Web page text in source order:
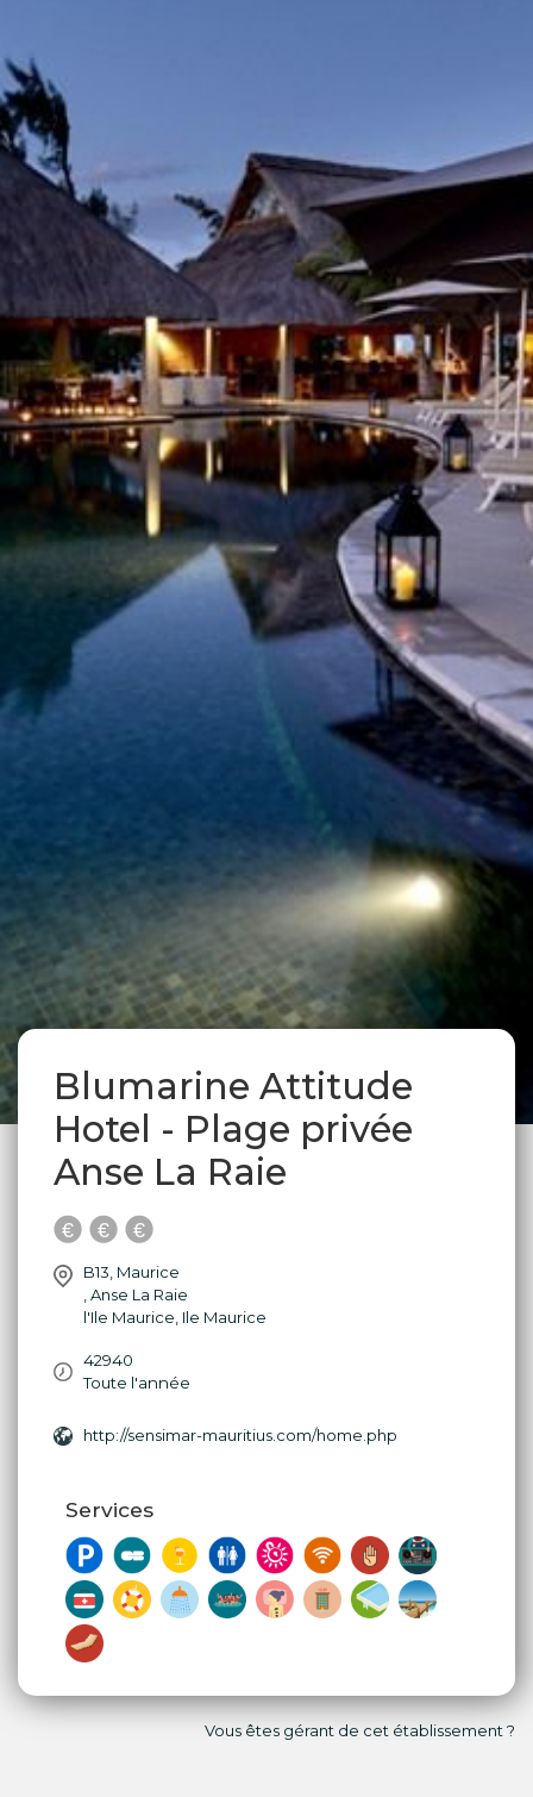
Blumarine Attitude
Hotel - Plage privée
Anse La Raie
B13, Maurice
Anse La Raie
l'Ile Maurice Ile Maurice
42940
Toute l'année
http://sensimar-mauritius.com/home.php
Services
Vous êtes gérant de cet établissement ?